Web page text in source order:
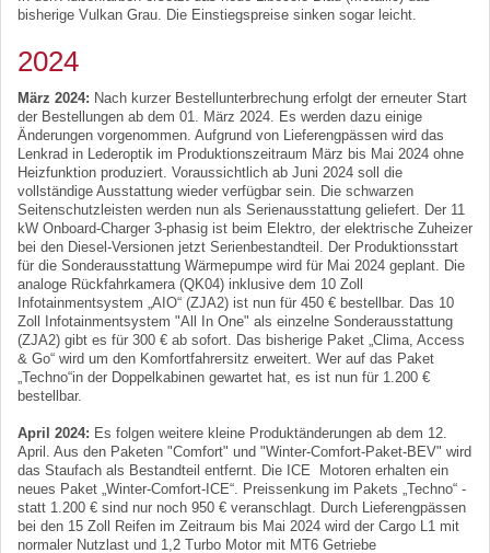
bisherige Vulkan Grau. Die Einstiegspreise sinken sogar leicht.
2024
März 2024: Nach kurzer Bestellunterbrechung erfolgt der erneuter Start
der Bestellungen ab dem 01. März 2024. Es werden dazu einige
Änderungen vorgenommen. Aufgrund von Lieferengpässen wird das
Lenkrad in Lederoptik im Produktionszeitraum März bis Mai 2024 ohne
Heizfunktion produziert. Voraussichtlich ab Juni 2024 soll die
vollständige Ausstattung wieder verfügbar sein. Die schwarzen
Seitenschutzleisten werden nun als Serienausstattung geliefert. Der 11
kW Onboard-Charger 3-phasig ist beim Elektro, der elektrische Zuheizer
bei den Diesel-Versionen jetzt Serienbestandteil. Der Produktionsstart
für die Sonderausstattung Wärmepumpe wird für Mai 2024 geplant. Die
analoge Rückfahrkamera (QK04) inklusive dem 10 Zoll
Infotainmentsystem „AIO“ (ZJA2) ist nun für 450 € bestellbar. Das 10
Zoll Infotainmentsystem "All In One" als einzelne Sonderausstattung
(ZJA2) gibt es für 300 € ab sofort. Das bisherige Paket „Clima, Access
& Go“ wird um den Komfortfahrersitz erweitert. Wer auf das Paket
„Techno“in der Doppelkabinen gewartet hat, es ist nun für 1.200 €
bestellbar.
April 2024: Es folgen weitere kleine Produktänderungen ab dem 12.
April. Aus den Paketen "Comfort" und "Winter-Comfort-Paket-BEV" wird
das Staufach als Bestandteil entfernt. Die ICE Motoren erhalten ein
neues Paket „Winter-Comfort-ICE“. Preissenkung im Pakets „Techno“ -
statt 1.200 € sind nur noch 950 € veranschlagt. Durch Lieferengpässen
bei den 15 Zoll Reifen im Zeitraum bis Mai 2024 wird der Cargo L1 mit
normaler Nutzlast und 1,2 Turbo Motor mit MT6 Getriebe